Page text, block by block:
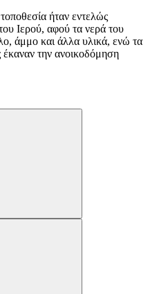
ήταν εντελώς
Ιερού, αφού τα νερά του
άμμο και άλλα υλικά, ενώ τα
έκαναν την ανοικοδόμηση